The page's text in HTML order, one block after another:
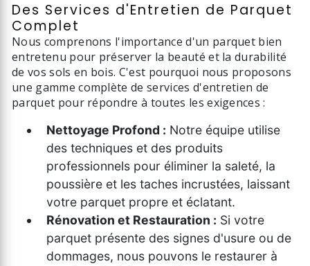
Des Services d'Entretien de Parquet
Complet
Nous comprenons l'importance d'un parquet bien
entretenu pour préserver la beauté et la durabilité
de vos sols en bois. C'est pourquoi nous proposons
une gamme complète de services d'entretien de
parquet pour répondre à toutes les exigences :
Nettoyage Profond : Notre équipe utilise
des techniques et des produits
professionnels pour éliminer la saleté, la
poussière et les taches incrustées, laissant
votre parquet propre et éclatant.
Rénovation et Restauration : Si votre
parquet présente des signes d'usure ou de
dommages, nous pouvons le restaurer à